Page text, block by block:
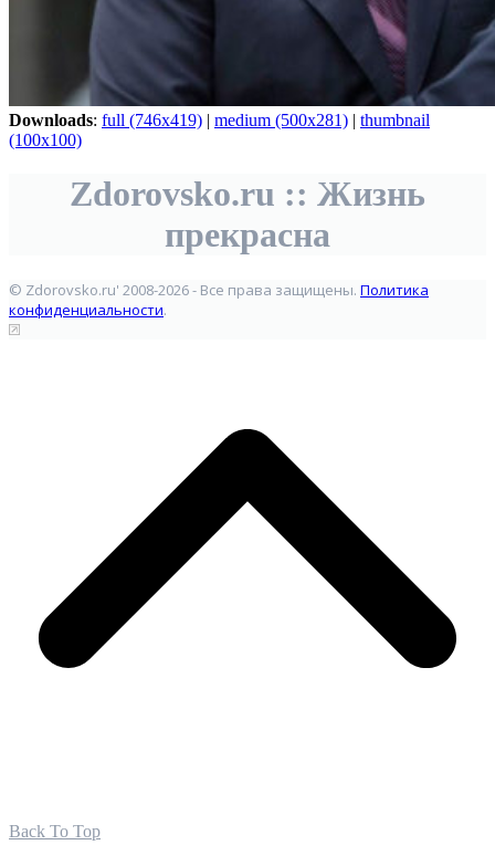
Downloads: full (746x419) | medium (500x281) | thumbnail
(100x100)
Zdorovsko.ru :: Жизнь
прекрасна
© Zdorovsko.ru' 2008-2026 - Все права защищены. Политика
конфиденциальности.
Back To Top